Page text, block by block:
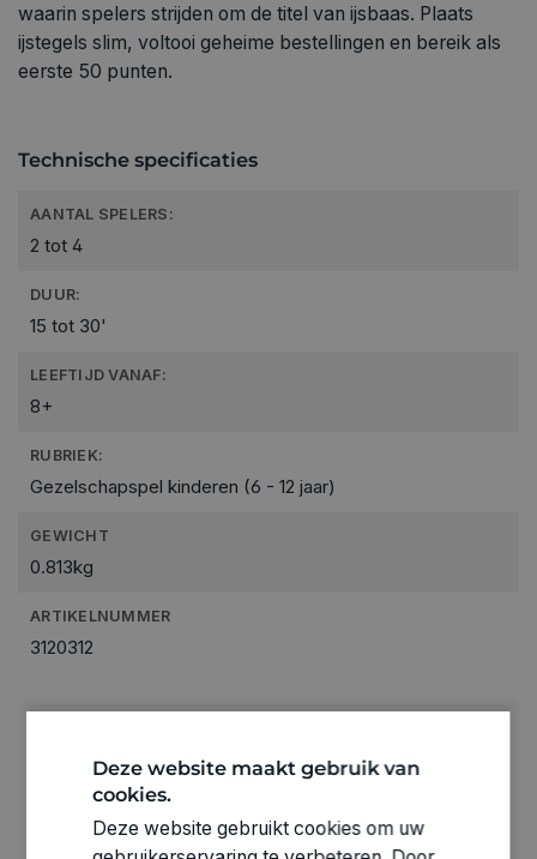
waarin spelers strijden om de titel van ijsbaas. Plaats
ijstegels slim, voltooi geheime bestellingen en bereik als
eerste 50 punten.
Technische specificaties
AANTAL SPELERS:
2 tot 4
DUUR:
15 tot 30'
LEEFTIJD VANAF:
8+
RUBRIEK:
Gezelschapspel kinderen (6 - 12 jaar)
GEWICHT
0.813kg
ARTIKELNUMMER
3120312
Deze website maakt gebruik van
cookies.
Deze website gebruikt cookies om uw